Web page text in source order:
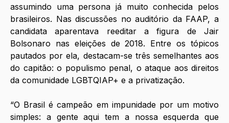
assumindo uma persona já muito conhecida pelos
brasileiros. Nas discussões no auditório da FAAP, a
candidata aparentava reeditar a figura de Jair
Bolsonaro nas eleições de 2018. Entre os tópicos
pautados por ela, destacam-se três semelhantes aos
do capitão: o populismo penal, o ataque aos direitos
da comunidade LGBTQIAP+ e a privatização.
“O Brasil é campeão em impunidade por um motivo
simples: a gente aqui tem a nossa esquerda que